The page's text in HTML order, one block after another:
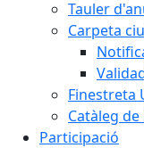
Tauler
Carpeta
Finestreta
Catàleg de
Participació